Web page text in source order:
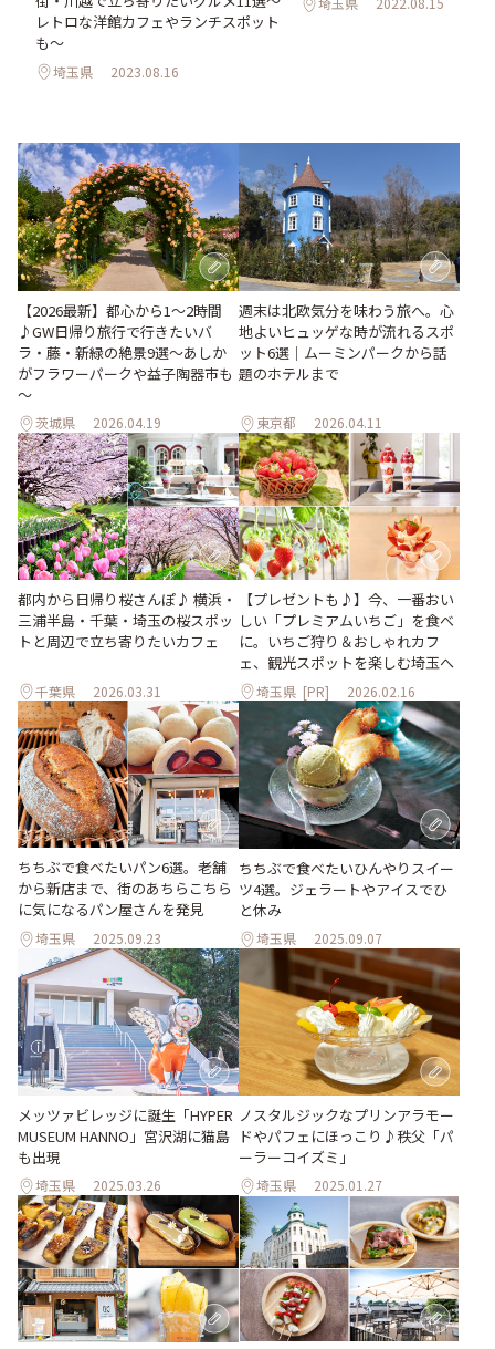
レトロな洋館カフェやランチスポット
も～
埼玉県 2023.08.16
【2026最新】都心から1～2時間
♪GW日帰り旅行で行きたいバ
ラ・藤・新緑の絶景9選～あしか
がフラワーパークや益子陶器市も
～
茨城県 2026.04.19
週末は北欧気分を味わう旅へ。心
地よいヒュッゲな時が流れるスポ
ット6選｜ムーミンパークから話
題のホテルまで
東京都 2026.04.11
都内から日帰り桜さんぽ♪ 横浜・
三浦半島・千葉・埼玉の桜スポッ
トと周辺で立ち寄りたいカフェ
千葉県 2026.03.31
【プレゼントも♪】今、一番おい
しい「プレミアムいちご」を食べ
に。いちご狩り＆おしゃれカフ
ェ、観光スポットを楽しむ埼玉へ
埼玉県 [PR] 2026.02.16
ちちぶで食べたいパン6選。老舗
から新店まで、街のあちらこちら
に気になるパン屋さんを発見
埼玉県 2025.09.23
ちちぶで食べたいひんやりスイー
ツ4選。ジェラートやアイスでひ
と休み
埼玉県 2025.09.07
メッツァビレッジに誕生「HYPER
MUSEUM HANNO」宮沢湖に猫島
も出現
埼玉県 2025.03.26
ノスタルジックなプリンアラモー
ドやパフェにほっこり♪秩父「パ
ーラーコイズミ」
埼玉県 2025.01.27